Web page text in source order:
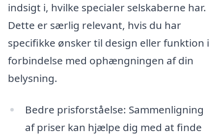
indsigt i, hvilke specialer selskaberne har.
Dette er særlig relevant, hvis du har
specifikke ønsker til design eller funktion i
forbindelse med ophængningen af din
belysning.
Bedre prisforståelse: Sammenligning
af priser kan hjælpe dig med at finde